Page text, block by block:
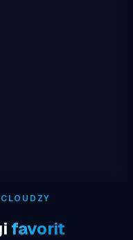
favorit